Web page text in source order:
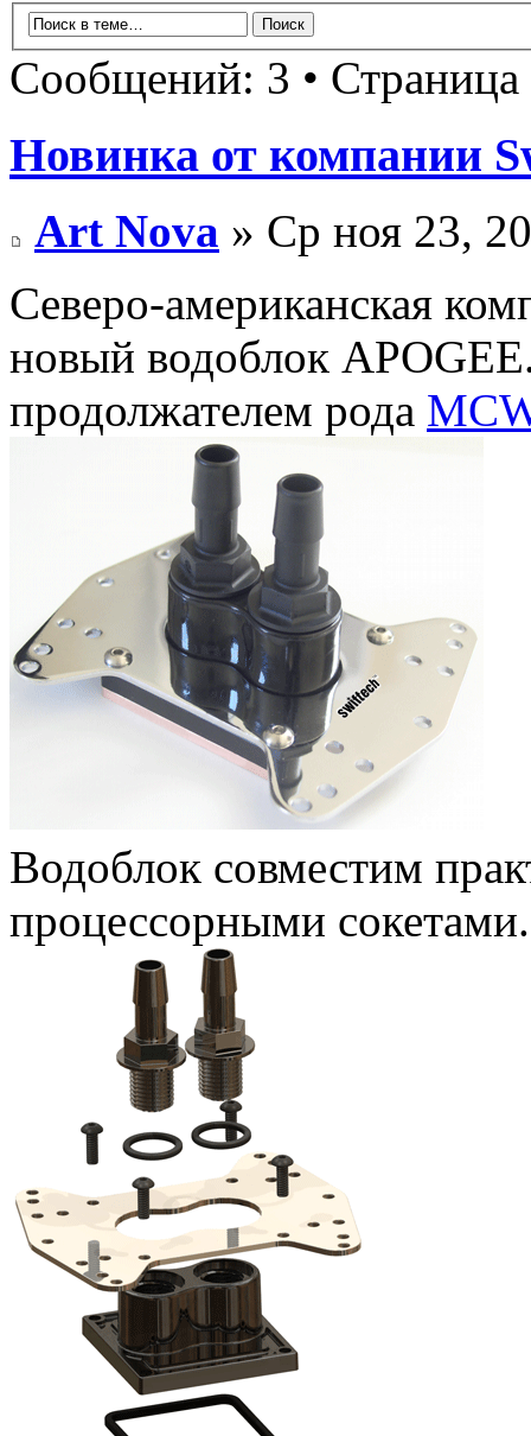
Сообщений: 3 • Страница
Новинка от компании
Art Nova » Ср ноя 23,
Северо-американская
новый водоблок
продолжателем рода
Водоблок совместим
процессорными сокетами.